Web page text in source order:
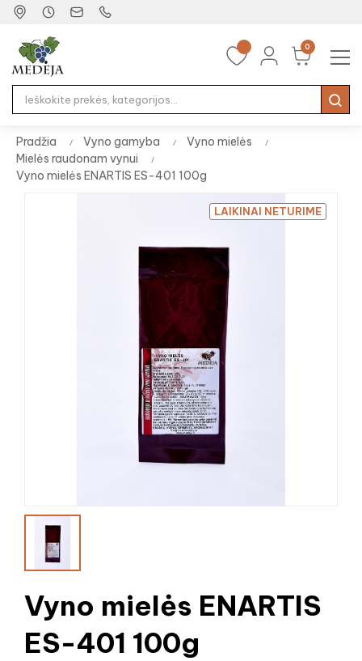
0
☰
Pradžia Vyno gamyba
Vyno mielės
Mielės raudonam vynui
Vyno mielės ENARTIS ES-401 100g
LAIKINAI NETURIME
Vyno mielės ENARTIS
ES-401 100g